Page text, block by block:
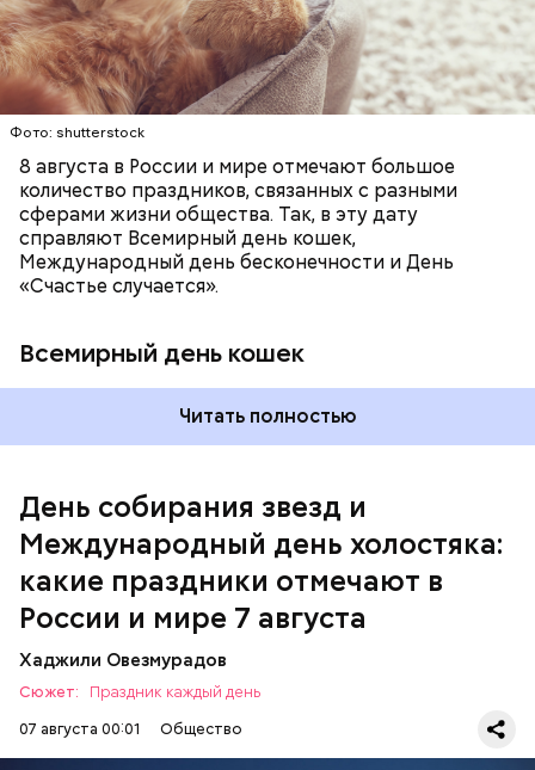
Фото: shutterstock
8 августа в России и мире отмечают большое
количество праздников, связанных с разными
сферами жизни общества. Так, в эту дату
справляют Всемирный день кошек,
Международный день бесконечности и День
«Счастье случается».
Всемирный день кошек
специальные парки для выгуливания котов,
кошачьи магазины и другие заведения.
Читать полностью
День собирания звезд и
Международный день холостяка:
какие праздники отмечают в
России и мире 7 августа
Хаджили Овезмурадов
Сюжет:
Праздник каждый день
07 августа 00:01
Общество
Международный день холостяка
наслаждаясь свободой и независимостью, пока
это возможно, ведь может быть и так, что через год
они уже не будут холостяками.